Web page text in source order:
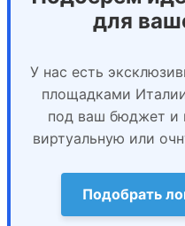
для
У нас есть
площадками
под ваш бюджет и
виртуальную или
Подобрать